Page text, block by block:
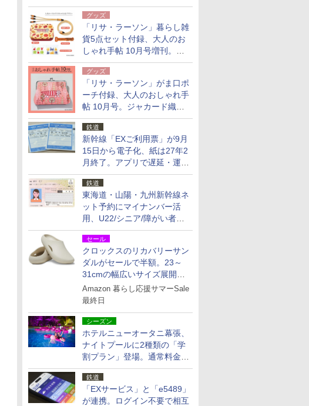
「空港特急」をなにわ筋線へ
導入
グッズ
「リサ・ラーソン」暮らし雑
貨5点セット付録、大人のお
しゃれ手帖 10月号増刊。
USBケーブルや缶ケースなど
グッズ
「リサ・ラーソン」がま口ポ
ーチ付録、大人のおしゃれ手
帖 10月号。ジャカード織の
北欧猫デザイン
鉄道
新幹線「EXご利用票」が9月
15日から電子化、紙は27年2
月終了。アプリで遅延・運休
も確認可能に
鉄道
東海道・山陽・九州新幹線ネ
ット予約にマイナンバー活
用、U22/シニア/障がい者割
を9月15日から発売
セール
クロックスのリカバリーサン
ダルがセールで半額。23～
31cmの幅広いサイズ展開、
独自のクッション素材を採用
Amazon 暮らし応援サマーSale
最終日
シーズン
ホテルニューオータニ幕張、
ナイトプールに2種類の「学
割プラン」登場。通常料金の
およそ半額でお得に夜活
鉄道
「EXサービス」と「e5489」
が連携。ログイン不要で相互